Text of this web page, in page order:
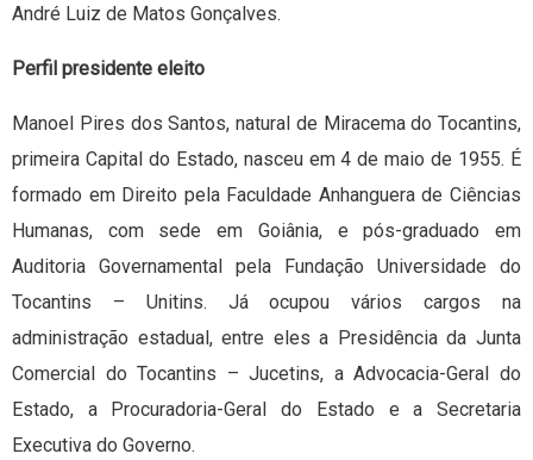
André Luiz de Matos Gonçalves.
Perfil presidente eleito
Manoel Pires dos Santos, natural de Miracema do Tocantins,
primeira Capital do Estado, nasceu em 4 de maio de 1955. É
formado em Direito pela Faculdade Anhanguera de Ciências
Humanas, com sede em Goiânia, e pós-graduado em
Auditoria Governamental pela Fundação Universidade do
Tocantins – Unitins. Já ocupou vários cargos na
administração estadual, entre eles a Presidência da Junta
Comercial do Tocantins – Jucetins, a Advocacia-Geral do
Estado, a Procuradoria-Geral do Estado e a Secretaria
Executiva do Governo.